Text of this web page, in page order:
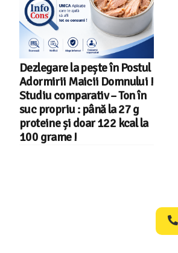
Dezlegare la pește în Postul
Adormirii Maicii Domnului !
Studiu comparativ – Ton în
suc propriu : până la 27 g
proteine și doar 122 kcal la
100 grame !